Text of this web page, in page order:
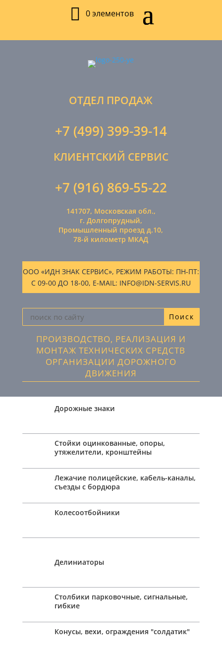
0 элементов
ОТДЕЛ ПРОДАЖ
+7 (499) 399-39-14
КЛИЕНТСКИЙ СЕРВИС
+7 (916) 869-55-22
141707, Московская обл.,
г. Долгопрудный,
Промышленный проезд д.10,
78-й километр МКАД
ООО «ИДН ЗНАК СЕРВИС», РЕЖИМ РАБОТЫ: ПН-ПТ:
С 09-00 ДО 18-00, E-MAIL: INFO@IDN-SERVIS.RU
ПРОИЗВОДСТВО, РЕАЛИЗАЦИЯ И
МОНТАЖ ТЕХНИЧЕСКИХ СРЕДСТВ
ОРГАНИЗАЦИИ ДОРОЖНОГО
ДВИЖЕНИЯ
Дорожные знаки
Стойки оцинкованные, опоры,
утяжелители, кронштейны
Лежачие полицейские, кабель-каналы,
съезды с бордюра
Колесоотбойники
Делиниаторы
Столбики парковочные, сигнальные,
гибкие
Конусы, вехи, ограждения "солдатик"